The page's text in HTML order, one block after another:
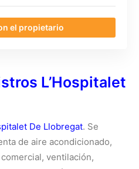
el propietario
L’Hospitalet
De Llobregat. Se
de aire acondicionado,
ventilación,